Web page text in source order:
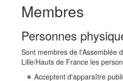
Membres
Personnes
Sont membres de l'Assemblée
Lille/Hauts de France les
Acceptent d'apparaître